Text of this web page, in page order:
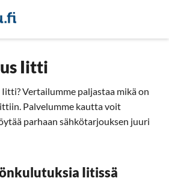
Iitti
Vertailumme paljastaa mikä on
Palvelumme kautta voit
parhaan sähkötarjouksen juuri
Iitissä